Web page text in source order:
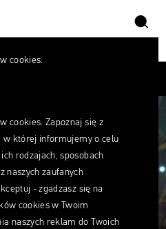
szukaj
cookies.
cookies. Zapoznaj się z
w której informujemy o celu
rodzajach, sposobach
naszych zaufanych
- zgadzasz się na
cookies w Twoim
naszych reklam do Twoich